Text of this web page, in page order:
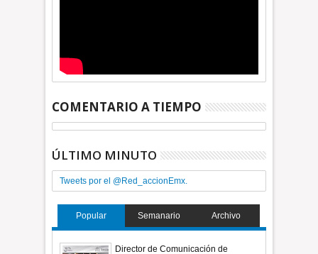
COMENTARIO A TIEMPO
ÚLTIMO MINUTO
Tweets por el @Red_accionEmx.
Popular Semanario Archivo
Director de Comunicación de